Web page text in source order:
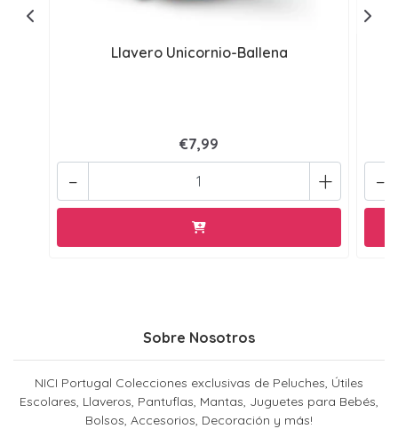
Llavero Unicornio-Ballena
€7,99
+
- -
Sobre Nosotros
NICI Portugal Colecciones exclusivas de Peluches, Útiles
Escolares, Llaveros, Pantuflas, Mantas, Juguetes para Bebés,
Bolsos, Accesorios, Decoración y más!